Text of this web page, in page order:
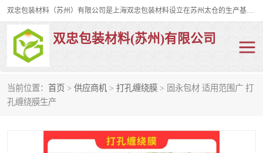
双忠包装材料（苏州）有限公司是上海双忠包装材料设立在苏州太仓的生产基地，占地约2万平米，产品主要有打孔缠绕膜，拉伸蜂窝纸，集装箱充气袋，滑托板，打包带，裹包网兜，防滑纸等箱体和托盘的运输和保护性包材。固永包材®，GooYon Pack®，是我们保护性包装材料的专属品牌。
双忠包装材料(苏州)有限公司
当前位置： 首页 > 供应商机 > 打孔缠绕膜 > 固永包材 适用范围广 打
孔缠绕膜生产
打孔缠绕膜
裹包网兜 纤维打包带